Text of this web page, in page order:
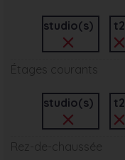
studio(s) t2
Étages courants
studio(s) t2
Rez-de-chaussée